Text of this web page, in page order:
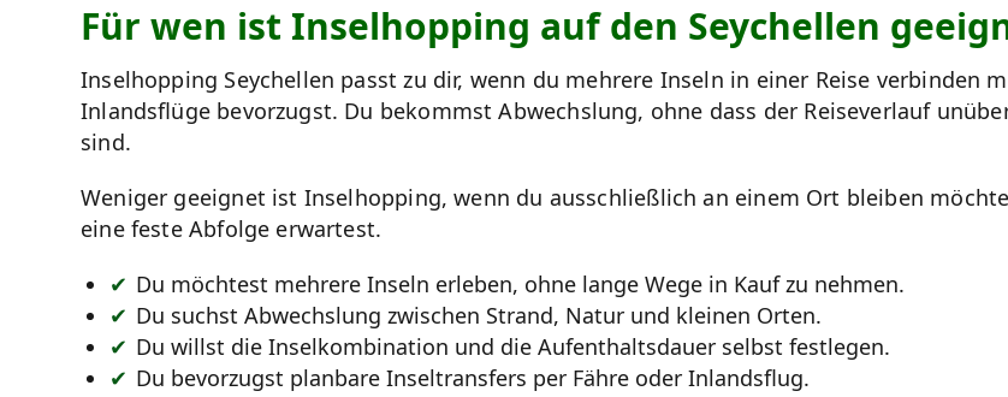
Für wen ist Inselhopping auf den Seychellen
Inselhopping Seychellen passt zu dir, wenn du mehrere Inseln in einer Reise verbinden
Inlandsflüge bevorzugst. Du bekommst Abwechslung, ohne dass der Reiseverlauf
sind.
Weniger geeignet ist Inselhopping, wenn du ausschließlich an einem Ort bleiben
eine feste Abfolge erwartest.
Du möchtest mehrere Inseln erleben, ohne lange Wege in Kauf zu nehmen.
Du suchst Abwechslung zwischen Strand, Natur und kleinen Orten.
Du willst die Inselkombination und die Aufenthaltsdauer selbst festlegen.
Du bevorzugst planbare Inseltransfers per Fähre oder Inlandsflug.